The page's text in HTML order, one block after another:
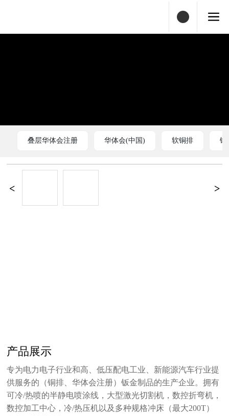
叠层华体会注册 华体会(中国) 软铜排 铜
产品展示
专为电力电子行业和高、低压配电工业、新能源汽车行业提
供服务的（铜排、华体会注册）钣金制品的生产企业。拥有
可冷/热喷的半静电喷涂线，大型激光切割机，数控折弯机，
数控加工中心，冷/热压机以及多种规格冲床（最大200T）